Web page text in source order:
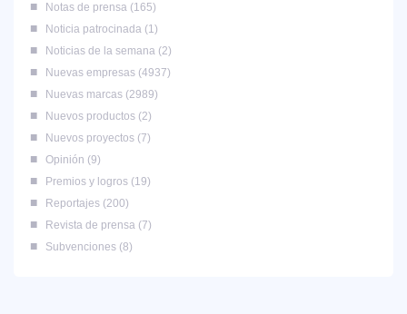
Notas de prensa 165
Noticia patrocinada 1
Noticias de la semana 2
Nuevas empresas 4937
Nuevas marcas 2989
Nuevos productos 2
Nuevos proyectos 7
Opinión 9
Premios y logros 19
Reportajes 200
Revista de prensa 7
Subvenciones 8